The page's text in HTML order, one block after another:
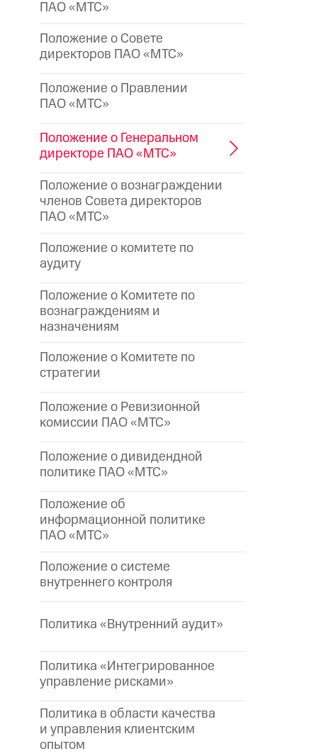
ПАО «МТС»
Положение о Совете
директоров ПАО «МТС»
Положение о Правлении
ПАО «МТС»
Положение о Генеральном
директоре ПАО «МТС»
Положение о вознаграждении
членов Совета директоров
ПАО «МТС»
Положение о комитете по
аудиту
Положение о Комитете по
вознаграждениям и
назначениям
Положение о Комитете по
стратегии
Положение о Ревизионной
комиссии ПАО «МТС»
Положение о дивидендной
политике ПАО «МТС»
Положение об
информационной политике
ПАО «МТС»
Положение о системе
внутреннего контроля
Политика «Внутренний аудит»
Политика «Интегрированное
управление рисками»
Политика в области качества
и управления клиентским
опытом